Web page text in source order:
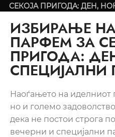
СЕКОЈА ПРИГОДА: ДЕН,
ИЗБИРАЊЕ
ПАРФЕМ ЗА
ПРИГОДА:
СПЕЦИЈАЛНИ
Наоѓањето на
но и големо
дека не постои строга
вечерни и специјални